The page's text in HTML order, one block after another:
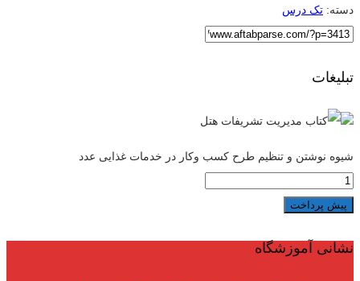
دسته: تک درس
تبلیغات
شیوه نوشتن و تنظیم طرح کسب وکار در خدمات غذایی عدد
پیش پرداخت
نشانی آموزشگاه